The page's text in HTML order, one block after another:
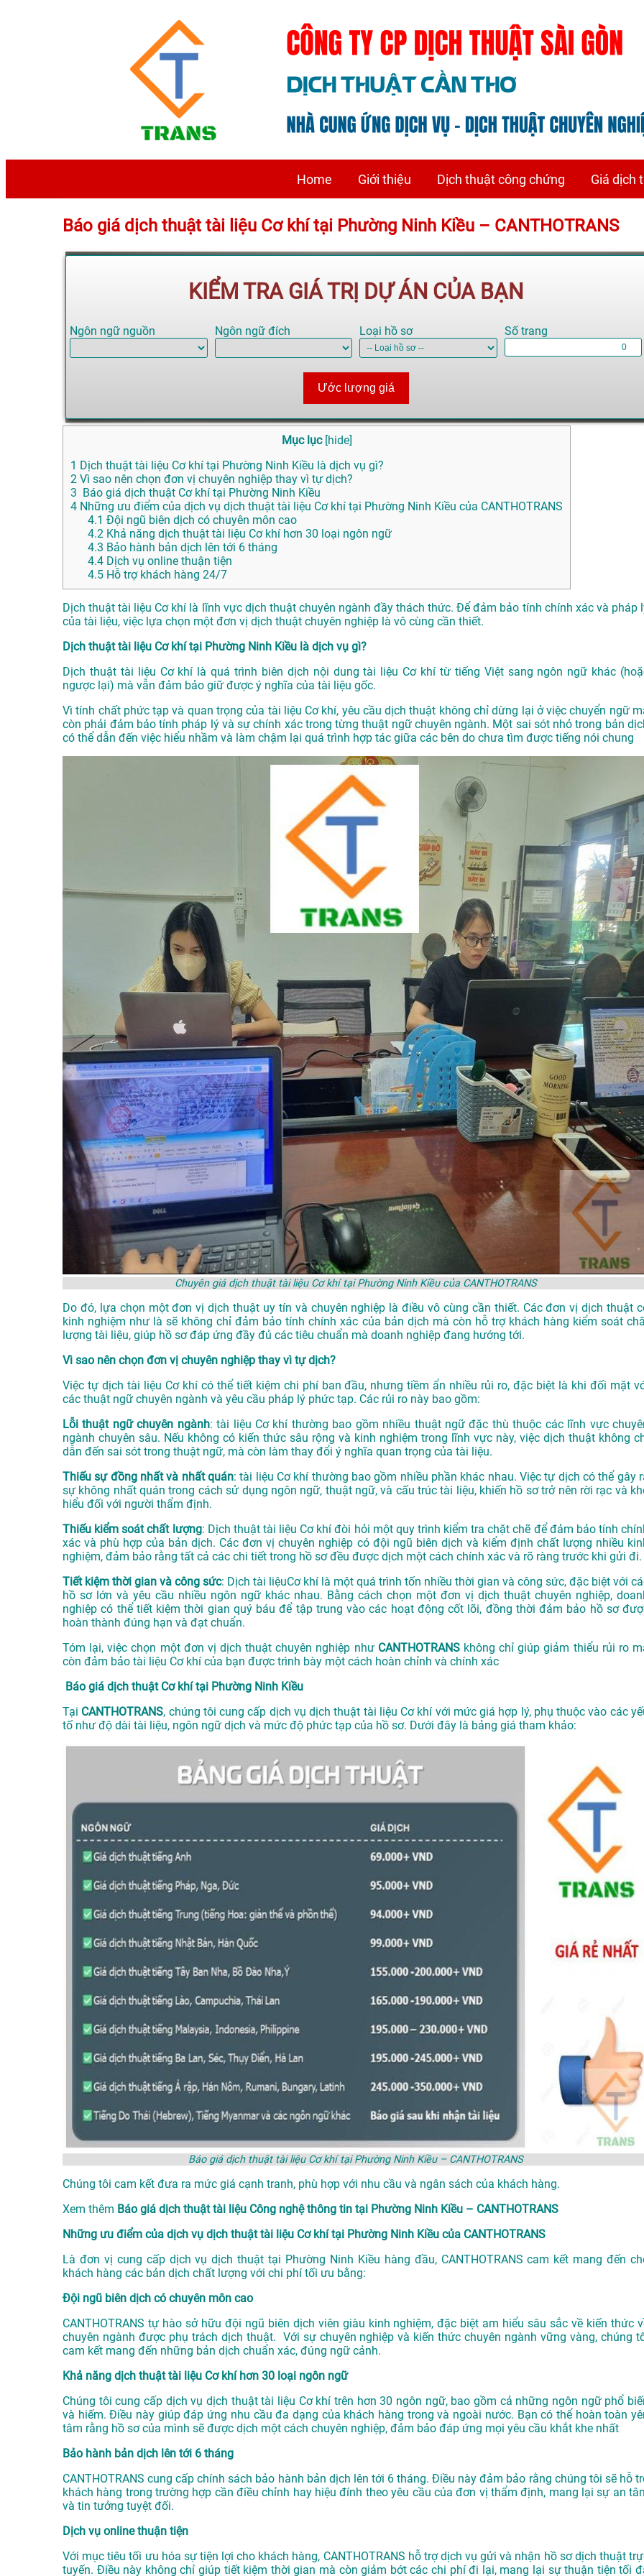
Home Giới thiệu Dịch thuật công chứng Giá dịch
Báo giá dịch thuật tài liệu Cơ khí tại Phường Ninh Kiều – CANTHOTRANS
KIỂM TRA GIÁ TRỊ DỰ ÁN CỦA BẠN
Ngôn ngữ nguồn Ngôn ngữ đích Loại hồ sơ Số trang
Ước lượng giá
Mục lục [hide]
1 Dịch thuật tài liệu Cơ khí tại Phường Ninh Kiều là dịch vụ gì?
2 Vì sao nên chọn đơn vị chuyên nghiệp thay vì tự dịch?
3 Báo giá dịch thuật Cơ khí tại Phường Ninh Kiều
4 Những ưu điểm của dịch vụ dịch thuật tài liệu Cơ khí tại Phường Ninh Kiều của CANTHOTRANS
4.1 Đội ngũ biên dịch có chuyên môn cao
4.2 Khả năng dịch thuật tài liệu Cơ khí hơn 30 loại ngôn ngữ
4.3 Bảo hành bản dịch lên tới 6 tháng
4.4 Dịch vụ online thuận tiện
4.5 Hỗ trợ khách hàng 24/7
Dịch thuật tài liệu Cơ khí là lĩnh vực dịch thuật chuyên ngành đầy thách thức. Để đảm bảo tính chính xác và pháp
của tài liệu, việc lựa chọn một đơn vị dịch thuật chuyên nghiệp là vô cùng cần thiết.
Dịch thuật tài liệu Cơ khí tại Phường Ninh Kiều là dịch vụ gì?
Dịch thuật tài liệu Cơ khí là quá trình biên dịch nội dung tài liệu Cơ khí từ tiếng Việt sang ngôn ngữ khác
ngược lại) mà vẫn đảm bảo giữ được ý nghĩa của tài liệu gốc.
Vì tính chất phức tạp và quan trọng của tài liệu Cơ khí, yêu cầu dịch thuật không chỉ dừng lại ở việc chuyển ngữ
còn phải đảm bảo tính pháp lý và sự chính xác trong từng thuật ngữ chuyên ngành. Một sai sót nhỏ trong bản
có thể dẫn đến việc hiểu nhầm và làm chậm lại quá trình hợp tác giữa các bên do chưa tìm được tiếng nói chung
Chuyên giá dịch thuật tài liệu Cơ khí tại Phường Ninh Kiều của CANTHOTRANS
Do đó, lựa chọn một đơn vị dịch thuật uy tín và chuyên nghiệp là điều vô cùng cần thiết. Các đơn vị dịch thuật
kinh nghiệm như là sẽ không chỉ đảm bảo tính chính xác của bản dịch mà còn hỗ trợ khách hàng kiểm soát
lượng tài liệu, giúp hồ sơ đáp ứng đầy đủ các tiêu chuẩn mà doanh nghiệp đang hướng tới.
Vì sao nên chọn đơn vị chuyên nghiệp thay vì tự dịch?
Việc tự dịch tài liệu Cơ khí có thể tiết kiệm chi phí ban đầu, nhưng tiềm ẩn nhiều rủi ro, đặc biệt là khi đối mặt
các thuật ngữ chuyên ngành và yêu cầu pháp lý phức tạp. Các rủi ro này bao gồm:
Lỗi thuật ngữ chuyên ngành: tài liệu Cơ khí thường bao gồm nhiều thuật ngữ đặc thù thuộc các lĩnh vực
ngành chuyên sâu. Nếu không có kiến thức sâu rộng và kinh nghiệm trong lĩnh vực này, việc dịch thuật không
dẫn đến sai sót trong thuật ngữ, mà còn làm thay đổi ý nghĩa quan trọng của tài liệu.
Thiếu sự đồng nhất và nhất quán: tài liệu Cơ khí thường bao gồm nhiều phần khác nhau. Việc tự dịch có thể gây
sự không nhất quán trong cách sử dụng ngôn ngữ, thuật ngữ, và cấu trúc tài liệu, khiến hồ sơ trở nên rời rạc và
hiểu đối với người thẩm định.
Thiếu kiểm soát chất lượng: Dịch thuật tài liệu Cơ khí đòi hỏi một quy trình kiểm tra chặt chẽ để đảm bảo tính
xác và phù hợp của bản dịch. Các đơn vị chuyên nghiệp có đội ngũ biên dịch và kiểm định chất lượng nhiều
nghiệm, đảm bảo rằng tất cả các chi tiết trong hồ sơ đều được dịch một cách chính xác và rõ ràng trước khi gửi đi.
Tiết kiệm thời gian và công sức: Dịch tài liệuCơ khí là một quá trình tốn nhiều thời gian và công sức, đặc biệt với
hồ sơ lớn và yêu cầu nhiều ngôn ngữ khác nhau. Bằng cách chọn một đơn vị dịch thuật chuyên nghiệp,
nghiệp có thể tiết kiệm thời gian quý báu để tập trung vào các hoạt động cốt lõi, đồng thời đảm bảo hồ sơ
hoàn thành đúng hạn và đạt chuẩn.
Tóm lại, việc chọn một đơn vị dịch thuật chuyên nghiệp như CANTHOTRANSkhông chỉ giúp giảm thiểu rủi ro
còn đảm bảo tài liệu Cơ khí của bạn được trình bày một cách hoàn chỉnh và chính xác
Báo giá dịch thuật Cơ khí tại Phường Ninh Kiều
Tại CANTHOTRANS, chúng tôi cung cấp dịch vụ dịch thuật tài liệu Cơ khí với mức giá hợp lý, phụ thuộc vào các
tố như độ dài tài liệu, ngôn ngữ dịch và mức độ phức tạp của hồ sơ. Dưới đây là bảng giá tham khảo:
Báo giá dịch thuật tài liệu Cơ khí tại Phường Ninh Kiều – CANTHOTRANS
Chúng tôi cam kết đưa ra mức giá cạnh tranh, phù hợp với nhu cầu và ngân sách của khách hàng.
Xem thêm Báo giá dịch thuật tài liệu Công nghệ thông tin tại Phường Ninh Kiều – CANTHOTRANS
Những ưu điểm của dịch vụ dịch thuật tài liệu Cơ khí tại Phường Ninh Kiều của CANTHOTRANS
Là đơn vị cung cấp dịch vụdịch thuật tại Phường Ninh Kiều hàng đầu, CANTHOTRANS cam kết mang đến
khách hàng các bản dịch chất lượng với chi phí tối ưu bằng:
Đội ngũ biên dịch có chuyên môn cao
CANTHOTRANS tự hào sở hữu đội ngũ biên dịch viên giàu kinh nghiệm, đặc biệt am hiểu sâu sắc về kiến thức
chuyên ngành được phụ trách dịch thuật. Với sự chuyên nghiệp và kiến thức chuyên ngành vững vàng, chúng
cam kết mang đến những bản dịch chuẩn xác, đúng ngữ cảnh.
Khả năng dịch thuật tài liệu Cơ khí hơn 30 loại ngôn ngữ
Chúng tôi cung cấp dịch vụ dịch thuật tài liệu Cơ khí trên hơn 30 ngôn ngữ, bao gồm cả những ngôn ngữ phổ
và hiếm. Điều này giúp đáp ứng nhu cầu đa dạng của khách hàng trong và ngoài nước. Bạn có thể hoàn toàn
tâm rằng hồ sơ của mình sẽ được dịch một cách chuyên nghiệp, đảm bảo đáp ứng mọi yêu cầu khắt khe nhất
Bảo hành bản dịch lên tới 6 tháng
CANTHOTRANS cung cấp chính sách bảo hành bản dịch lên tới 6 tháng. Điều này đảm bảo rằng chúng tôi sẽ hỗ
khách hàng trong trường hợp cần điều chỉnh hay hiệu đính theo yêu cầu của đơn vị thẩm định, mang lại sự an
và tin tưởng tuyệt đối.
Dịch vụ online thuận tiện
Với mục tiêu tối ưu hóa sự tiện lợi cho khách hàng, CANTHOTRANS hỗ trợ dịch vụ gửi và nhận hồ sơ dịch thuật
tuyến. Điều này không chỉ giúp tiết kiệm thời gian mà còn giảm bớt các chi phí đi lại, mang lại sự thuận tiện tối